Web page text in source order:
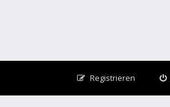
Registrieren